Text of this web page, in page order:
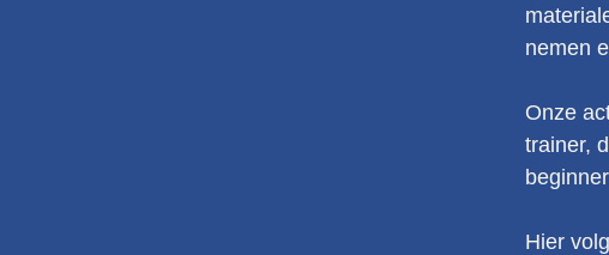
nemen
Onze
trainer,
Hier